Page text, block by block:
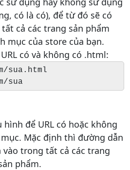
có là có), để từ đó sẽ có
cả các trang sản phẩm
mục của store của bạn.
có và không có .html:
sua.html
sua
hình để URL có hoặc không
Mặc định thì đường dẫn
trong tất cả các trang
phẩm.